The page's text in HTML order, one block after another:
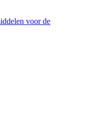
voor de